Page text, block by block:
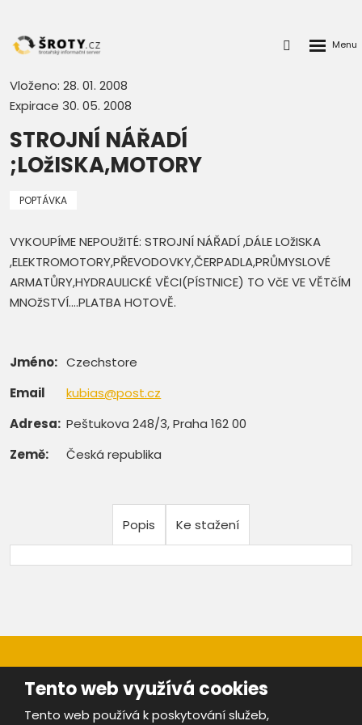
Přihlášení
Vloženo: 28. 01. 2008
Expirace 30. 05. 2008
STROJNÍ NÁŘADÍ
;LOžISKA,MOTORY
POPTÁVKA
VYKOUPÍME NEPOUžITÉ: STROJNÍ NÁŘADÍ ,DÁLE LOžISKA
,ELEKTROMOTORY,PŘEVODOVKY,ČERPADLA,PRŮMYSLOVÉ
ARMATŮRY,HYDRAULICKÉ VĚCI(PÍSTNICE) TO VčE VE VĚTčÍM
MNOžSTVÍ....PLATBA HOTOVĚ.
Jméno: Czechstore
Email
kubias@post.cz
Adresa: Peštukova 248/3, Praha 162 00
Země:
Česká republika
Popis Ke stažení
Tento web využívá cookies
Tento web používá k poskytování služeb,